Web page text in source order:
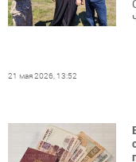
21 мая 2026, 13:52